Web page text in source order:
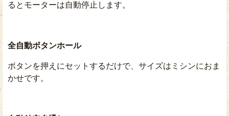
るとモーターは自動停止します。
全自動ボタンホール
ボタンを押えにセットするだけで、サイズはミシンにおま
かせです。